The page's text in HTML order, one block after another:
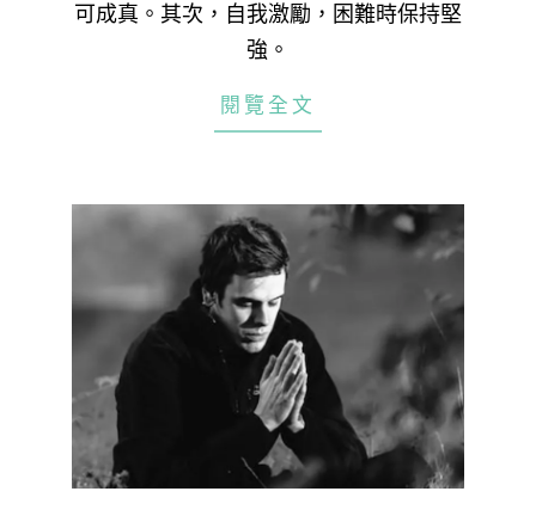
可成真。其次，自我激勵，困難時保持堅
強。
閱覽全文